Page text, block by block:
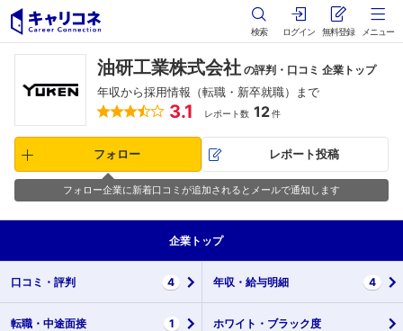
検索 ログイン 無料登録 メニュー
油研工業株式会社 の評判・口コミ 企業トップ
年収から採用情報（転職・新卒就職）まで
3.1 レポート数 12件
フォロー レポート投稿
フォロー企業に新着口コミが追加されるとメールで通知します
企業 トップ
口コミ・ 評判 4 年収・ 給与明細 4
転職・ 中途面接 1 ホワイト・ ブラック度